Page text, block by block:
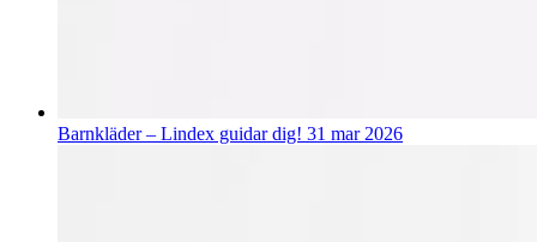
Barnkläder – Lindex guidar dig! 31 mar 2026